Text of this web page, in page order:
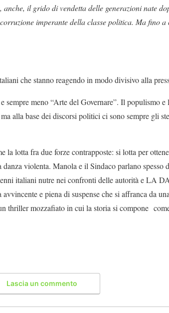
il grido di vendetta delle generazioni nate
imperante della classe politica. Ma fino a
che stanno reagendo in modo divisivo alla
meno “Arte del Governare”. Il populismo e
alla base dei discorsi politici ci sono sempre gli
lotta fra due forze contrapposte: si lotta per
violenta. Manola e il Sindaco parlano spesso
italiani nutre nei confronti delle autorità e LA
e piena di suspense che si affranca da
thriller mozzafiato in cui la storia si compone
Lascia un commento